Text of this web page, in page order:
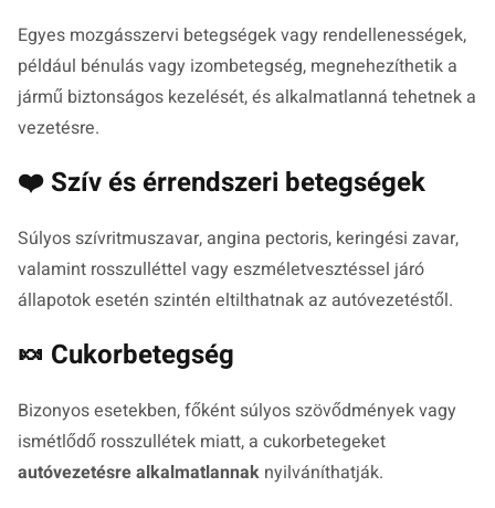
Egyes mozgásszervi betegségek vagy rendellenességek,
például bénulás vagy izombetegség, megnehezíthetik a
jármű biztonságos kezelését, és alkalmatlanná tehetnek a
vezetésre.
❤️ Szív és érrendszeri betegségek
Súlyos szívritmuszavar, angina pectoris, keringési zavar,
valamint rosszulléttel vagy eszméletvesztéssel járó
állapotok esetén szintén eltilthatnak az autóvezetéstől.
🍬 Cukorbetegség
Bizonyos esetekben, főként súlyos szövődmények vagy
ismétlődő rosszullétek miatt, a cukorbetegeket
autóvezetésre alkalmatlannak nyilváníthatják.